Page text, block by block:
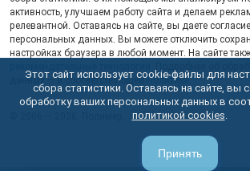
активность, улучшаем работу сайта и делаем
релевантной. Оставаясь на сайте, вы даете
персональных данных. Вы можете отключить
настройках браузера в любой момент. На сайте
данных — в соответствующейПолитике.
Этот сайт использует cookie-файлы для
сбора статистики. Оставаясь на сайте, вы
обработку ваших персональных данных в
политикой cookies.
Принять